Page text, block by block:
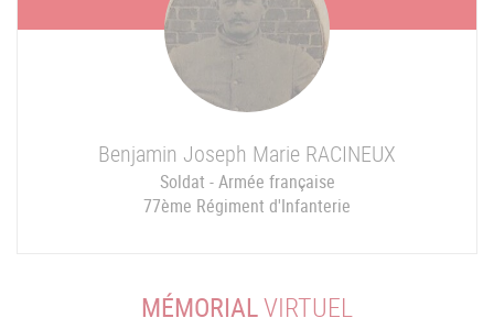
Benjamin Joseph Marie RACINEUX
Soldat - Armée française
77ème Régiment d'Infanterie
MÉMORIALVIRTUEL